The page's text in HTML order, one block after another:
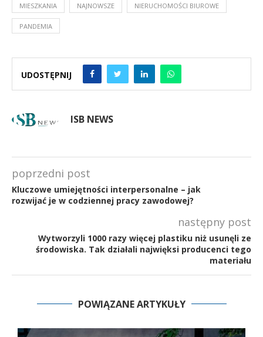
MIESZKANIA NAJNOWSZE NIERUCHOMOŚCI BIUROWE
PANDEMIA
UDOSTĘPNIJ
ISB NEWS
poprzedni post
Kluczowe umiejętności interpersonalne – jak
rozwijać je w codziennej pracy zawodowej?
następny post
Wytworzyli 1000 razy więcej plastiku niż usunęli ze
środowiska. Tak działali najwięksi producenci tego
materiału
POWIĄZANE ARTYKUŁY